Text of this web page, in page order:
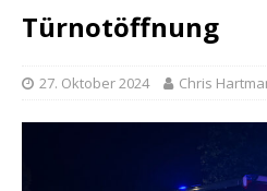
Türnotöffnung
27. Oktober 2024 Chris